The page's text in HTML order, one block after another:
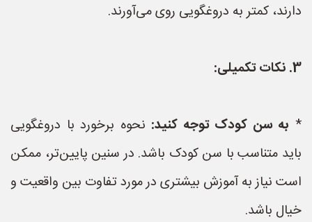
دارند، کمتر به دروغگویی روی می‌آورند.
3. نکات تکمیلی:
* به سن کودک توجه کنید: نحوه برخورد با دروغگویی
باید متناسب با سن کودک باشد. در سنین پایین‌تر، ممکن
است نیاز به آموزش بیشتری در مورد تفاوت بین واقعیت و
خیال باشد.